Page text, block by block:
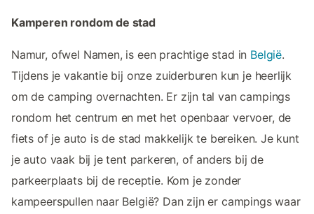
Kamperen rondom de stad
Namur, ofwel Namen, is een prachtige stad in België.
Tijdens je vakantie bij onze zuiderburen kun je heerlijk
om de camping overnachten. Er zijn tal van campings
rondom het centrum en met het openbaar vervoer, de
fiets of je auto is de stad makkelijk te bereiken. Je kunt
je auto vaak bij je tent parkeren, of anders bij de
parkeerplaats bij de receptie. Kom je zonder
kampeerspullen naar België? Dan zijn er campings waar